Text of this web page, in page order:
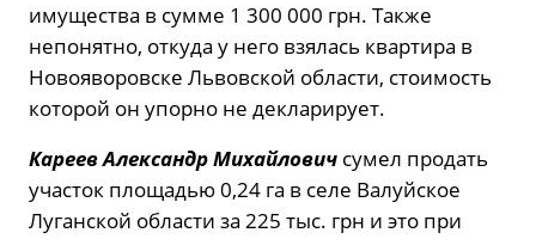
имущества в сумме 1 300 000 грн. Также
непонятно, откуда у него взялась квартира в
Новояворовске Львовской области, стоимость
которой он упорно не декларирует.
Кареев Александр Михайлович сумел продать
участок площадью 0,24 га в селе Валуйское
Луганской области за 225 тыс. грн и это при